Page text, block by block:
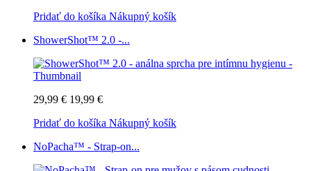
Pridať do košíka Nákupný košík
ShowerShot™ 2.0 -...
29,99 € 19,99 €
Pridať do košíka Nákupný košík
NoPacha™ - Strap-on...